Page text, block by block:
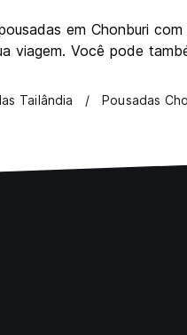
em Chonburi
viagem. Você pode
Tailândia Pousadas